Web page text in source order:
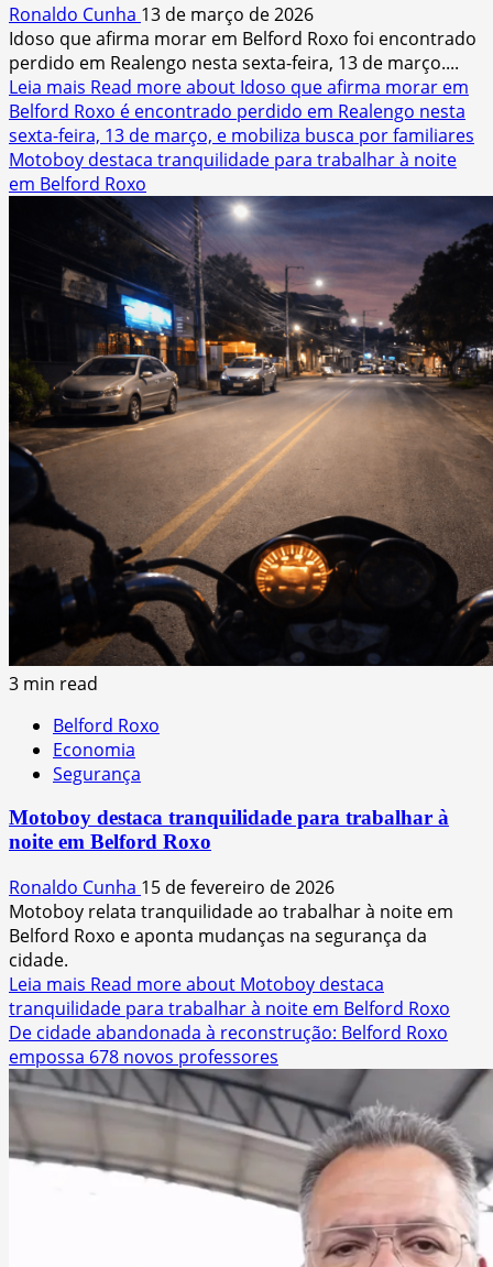
Ronaldo Cunha 13 de março de 2026
Idoso que afirma morar em Belford Roxo foi encontrado
perdido em Realengo nesta sexta-feira, 13 de março....
Leia mais Read more about Idoso que afirma morar em
Belford Roxo é encontrado perdido em Realengo nesta
sexta-feira, 13 de março, e mobiliza busca por familiares
Motoboy destaca tranquilidade para trabalhar à noite
em Belford Roxo
3 min read
Belford Roxo
Economia
Segurança
Motoboy destaca tranquilidade para trabalhar à
noite em Belford Roxo
Ronaldo Cunha 15 de fevereiro de 2026
Motoboy relata tranquilidade ao trabalhar à noite em
Belford Roxo e aponta mudanças na segurança da
cidade.
Leia mais Read more about Motoboy destaca
tranquilidade para trabalhar à noite em Belford Roxo
De cidade abandonada à reconstrução: Belford Roxo
empossa 678 novos professores